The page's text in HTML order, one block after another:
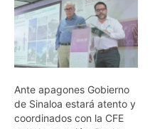
Ante apagones Gobierno
de Sinaloa estará atento y
coordinados con la CFE